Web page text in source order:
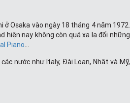
Osaka vào ngày 18 tháng 4 năm 1972.
hiện nay không còn quá xa lạ đối những
Piano…
nước như Italy, Đài Loan, Nhật và Mỹ,